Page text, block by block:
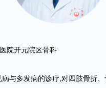
院开元院区骨科
与多发病的诊疗,对四肢骨折